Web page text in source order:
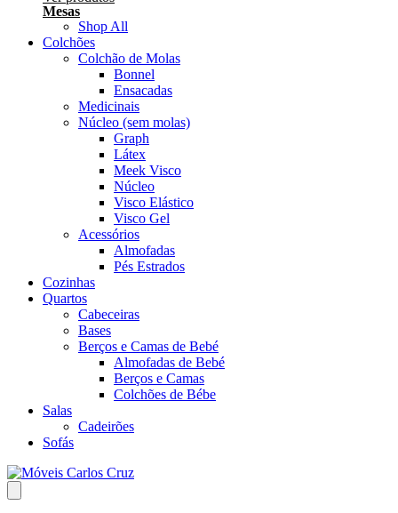
Mesas
Shop All
Colchões
Colchão de Molas
Bonnel
Ensacadas
Medicinais
Núcleo (sem molas)
Graph
Látex
Meek Visco
Núcleo
Visco Elástico
Visco Gel
Acessórios
Almofadas
Pés Estrados
Cozinhas
Quartos
Cabeceiras
Bases
Berços e Camas de Bebé
Almofadas de Bebé
Berços e Camas
Colchões de Bébe
Salas
Cadeirões
Sofás